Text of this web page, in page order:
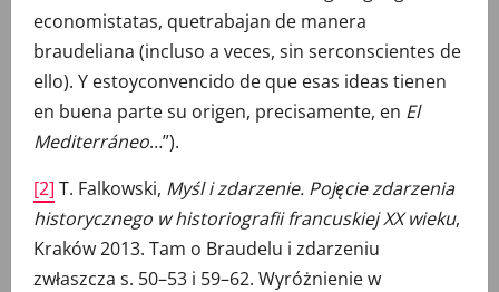
economistatas, quetrabajan de manera
braudeliana (incluso a veces, sin serconscientes de
ello). Y estoyconvencido de que esas ideas tienen
en buena parte su origen, precisamente, en El
Mediterráneo…”).
[2] T. Falkowski, Myśl i zdarzenie. Pojęcie zdarzenia
historycznego w historiografii francuskiej XX wieku,
Kraków 2013. Tam o Braudelu i zdarzeniu
zwłaszcza s. 50–53 i 59–62. Wyróżnienie w